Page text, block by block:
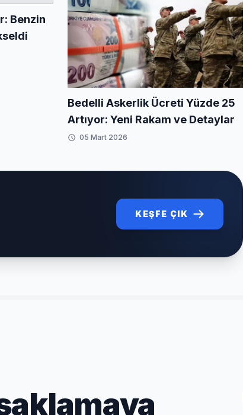
Benzin
Bedelli Askerlik Ücreti Yüzde 25
Artıyor: Yeni Rakam ve Detaylar
05 Mart 2026
KEŞFE ÇIK